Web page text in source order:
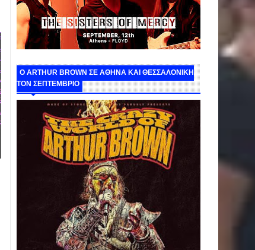
O ARTHUR BROWN ΣΕ ΑΘΗΝΑ ΚΑΙ ΘΕΣΣΑΛΟΝΙΚΗ
ΤΟΝ ΣΕΠΤΕΜΒΡΙΟ